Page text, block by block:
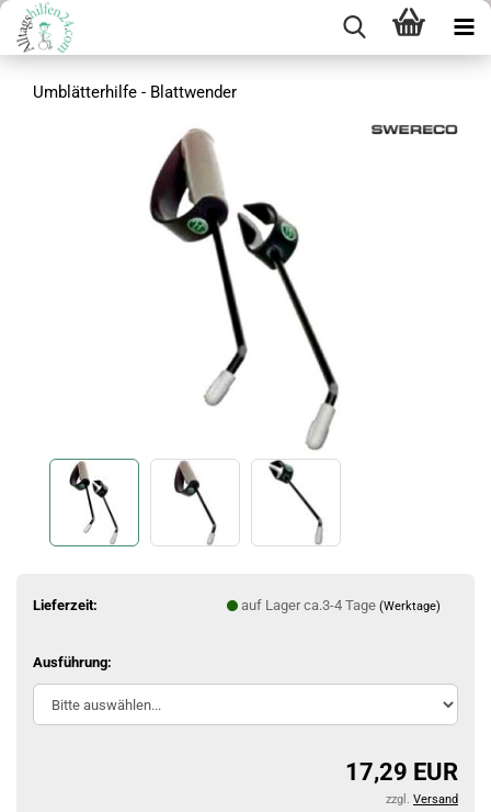
Umblätterhilfe - Blattwender
Lieferzeit: auf Lager ca.3-4 Tage (Werktage)
Ausführung:
17,29 EUR
zzgl. Versand